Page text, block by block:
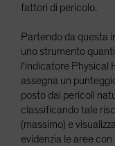
fattori di pericolo.
Partendo da questa
uno strumento
l'indicatore Physical
assegna un
posto dai pericoli
classificando tale
(massimo) e
evidenzia le aree